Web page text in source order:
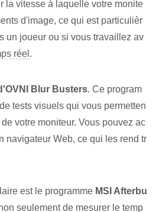
la vitesse à laquelle votre monite
d'image, ce qui est particulièr
un joueur ou si vous travaillez av
réel .
Blur Busters. Ce program
tests visuels qui vous permetten
votre moniteur. Vous pouvez ac
navigateur Web, ce qui les rend tr
est le programme MSI Afterbu
seulement de mesurer le temp